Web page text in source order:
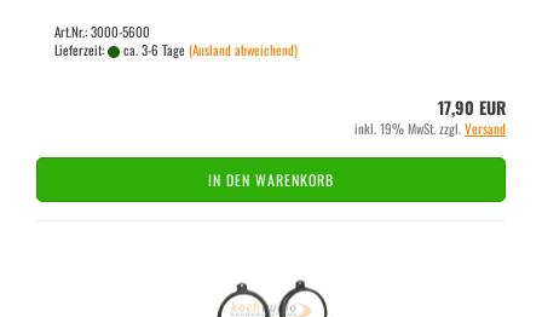
Art.Nr.: 3000-5600
Lieferzeit:
ca. 3-6 Tage(Ausland abweichend)
17,90 EUR
inkl. 19% MwSt. zzgl.Versand
IN DEN WARENKORB